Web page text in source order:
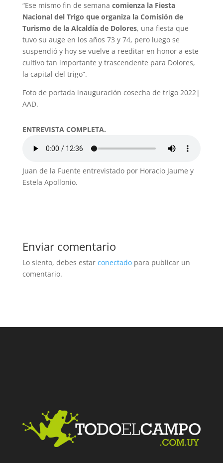
“Ese mismo fin de semana comienza la Fiesta
Nacional del Trigo que organiza la Comisión de
Turismo de la Alcaldía de Dolores, una fiesta que
tuvo su auge en los años 73 y 74, pero luego se
suspendió y hoy se vuelve a reeditar en honor a este
cultivo tan importante y trascendente para Dolores,
la capital del trigo”.
Foto de portada inauguración cosecha de trigo 2022|
AAD.
ENTREVISTA COMPLETA.
Juan de la Fuente entrevistado por Horacio Jaume y
Estela Apollonio.
Enviar comentario
Lo siento, debes estar conectadopara publicar un
comentario.
Facebook